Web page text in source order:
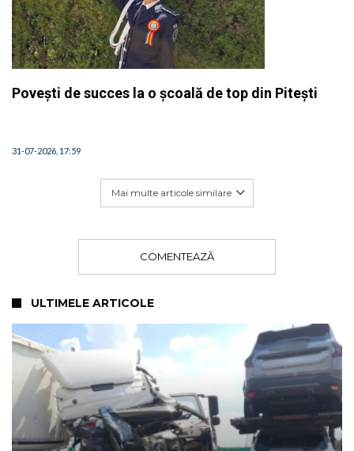
Povești de succes la o școală de top din Pitești
31-07-2026, 17:59
Mai multe articole similare
COMENTEAZĂ
ULTIMELE ARTICOLE